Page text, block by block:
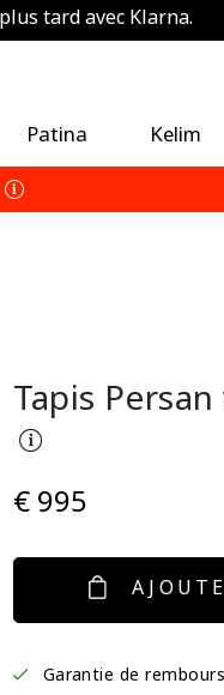
de retour
tard avec Klarna.
Patina Kelim
Tapis
€ 995
Garantie de